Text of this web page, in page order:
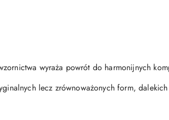
wyraża powrót do harmonijnych
lecz zrównoważonych form,